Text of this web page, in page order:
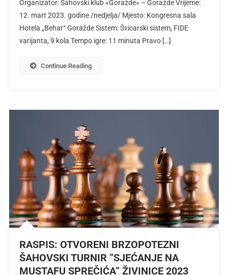
Organizator: Šahovski klub «Goražde» – Goražde Vrijeme:
12. mart 2023. godine /nedjelja/ Mjesto: Kongresna sala
Hotela „Behar“ Goražde Sistem: Švicarski sistem, FIDE
varijanta, 9 kola Tempo igre: 11 minuta Pravo […]
Continue Reading
RASPIS: OTVORENI BRZOPOTEZNI
ŠAHOVSKI TURNIR ”SJEĆANJE NA
MUSTAFU SPREČIĆA” ŽIVINICE 2023